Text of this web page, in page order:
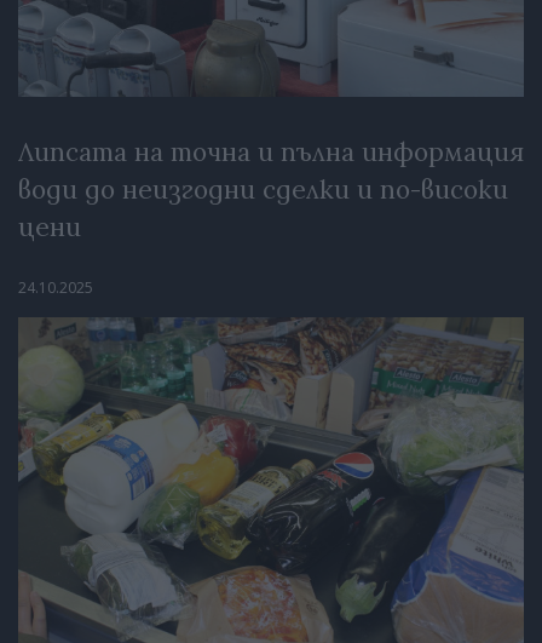
Липсата на точна и пълна информация
води до неизгодни сделки и по-високи
цени
24.10.2025